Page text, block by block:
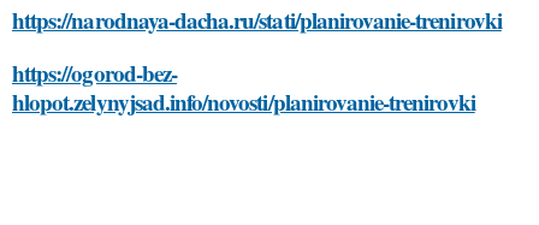
https://narodnaya-dacha.ru/stati/planirovanie-trenirovki
https://ogorod-bez-
hlopot.zelynyjsad.info/novosti/planirovanie-trenirovki